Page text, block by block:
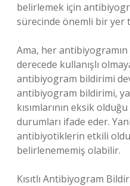
belirlemek için
sürecinde önemli bir yer
Ama, her
derecede kullanışlı
antibiyogram bildirimi
antibiyogram bildirimi,
kısımlarının eksik
durumları ifade eder.
antibiyotiklerin etkili
belirlenememiş olabilir.
Kısıtlı Antibiyogram